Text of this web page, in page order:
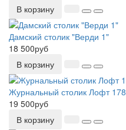
В корзину
Дамский столик "Верди 1"
18 500руб
В корзину
Журнальный столик Лофт 178
19 500руб
В корзину